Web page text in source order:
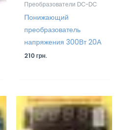
Преобразователи DC-DC
Понижающий
преобразователь
напряжения 300Вт 20А
210грн.